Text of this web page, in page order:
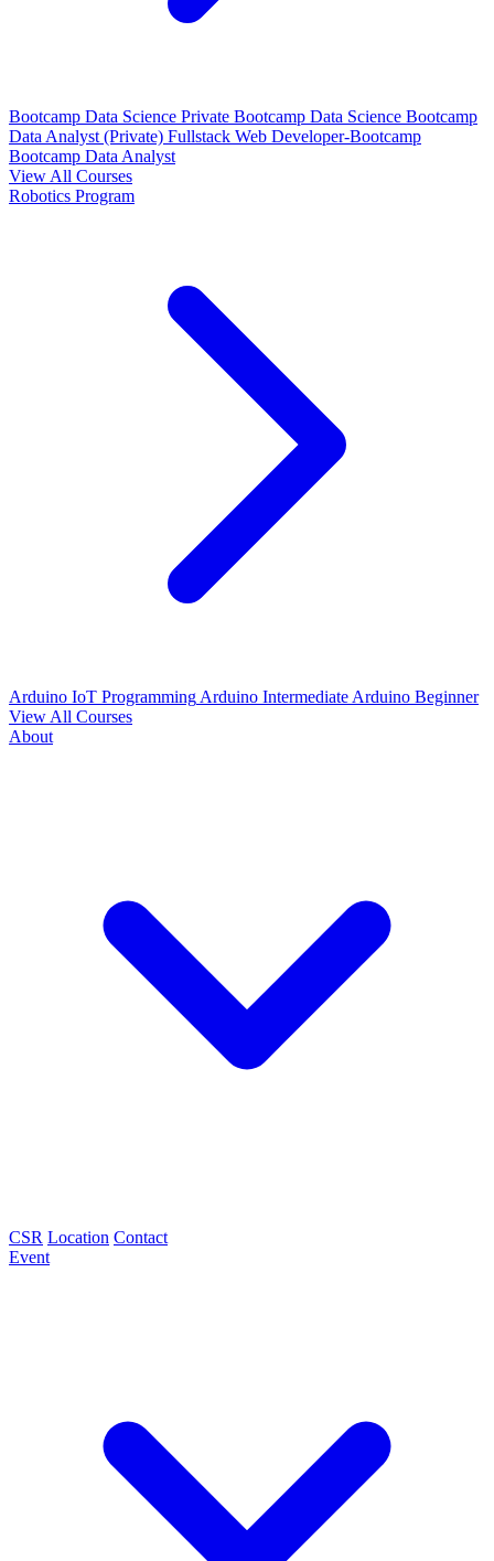
Bootcamp Data Science Private Bootcamp Data Science Bootcamp
Data Analyst (Private) Fullstack Web Developer-Bootcamp
Bootcamp Data Analyst
View All Courses
Robotics Program
Arduino IoT Programming Arduino Intermediate Arduino Beginner
View All Courses
About
CSR Location Contact
Event